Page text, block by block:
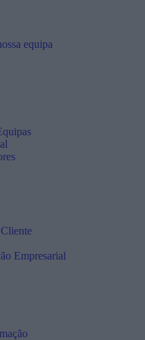
equipa
Empresarial